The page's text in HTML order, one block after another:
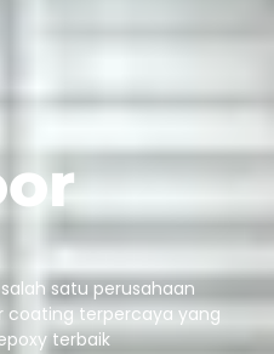
satu perusahaan
coating terpercaya yang
terbaik